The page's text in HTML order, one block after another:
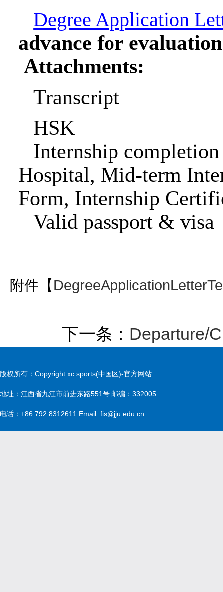
Degree Application
advance for
Attachments:
Transcript
HSK
Internship
Hospital, Mid-term
Form, Internship
Valid passport & visa
附件【
下一条： Departure/
版权所有：Copyright xc sports(中国区)-官方网站
地址：江西省九江市前进东路551号 邮编：332005
电话：+86 792 8312611 Email: fis@jju.edu.cn